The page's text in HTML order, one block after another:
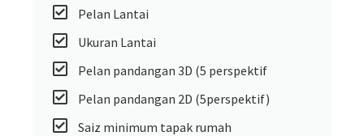
Pelan Lantai
Ukuran Lantai
Pelan pandangan 3D (5 perspektif
Pelan pandangan 2D (5perspektif)
Saiz minimum tapak rumah